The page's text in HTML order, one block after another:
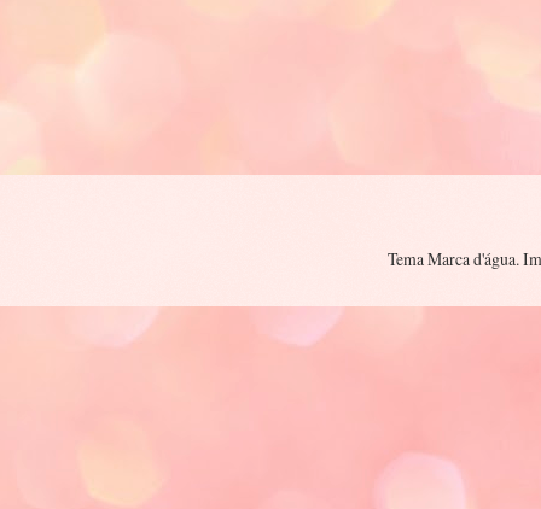
Tema Marca d'água.